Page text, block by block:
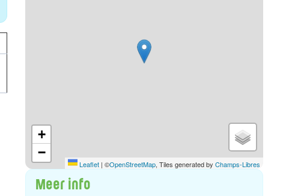
+
−
Leaflet | ©OpenStreetMap, Tiles generated by Champs-Libres
Meer info